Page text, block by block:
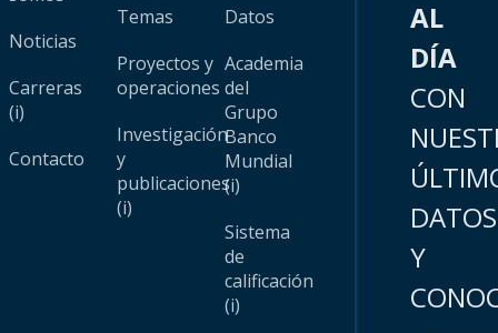
Noticias
Carreras
(i)
Contacto
Temas
Proyectos y
operaciones
Investigación
y
publicaciones
(i)
Datos
Academia
del
Grupo
Banco
Mundial
(i)
Sistema
de
calificación
(i)
AL
DÍA
CON
DATOS
Y